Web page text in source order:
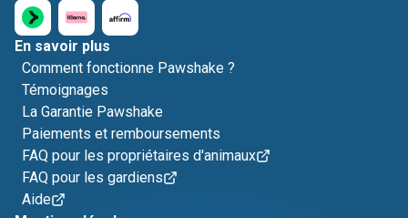
En savoir plus
Comment fonctionne Pawshake ?
Témoignages
La Garantie Pawshake
Paiements et remboursements
FAQ pour les propriétaires d'animaux
FAQ pour les gardiens
Aide